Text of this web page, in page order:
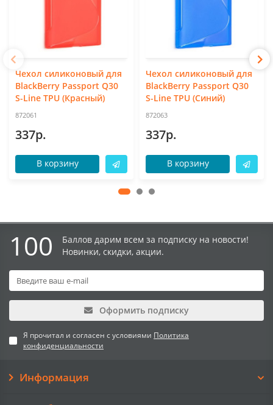
Чехол силиконовый для
BlackBerry Passport Q30
S-Line TPU (Красный)
872061
337р.
В корзину
Чехол силиконовый для
BlackBerry Passport Q30
S-Line TPU (Синий)
872063
337р.
В корзину
100
Баллов дарим всем за подписку на новости!
Новинки, скидки, акции.
Оформить подписку
Я прочитал и согласен с условиями Политика
конфиденциальности
Информация